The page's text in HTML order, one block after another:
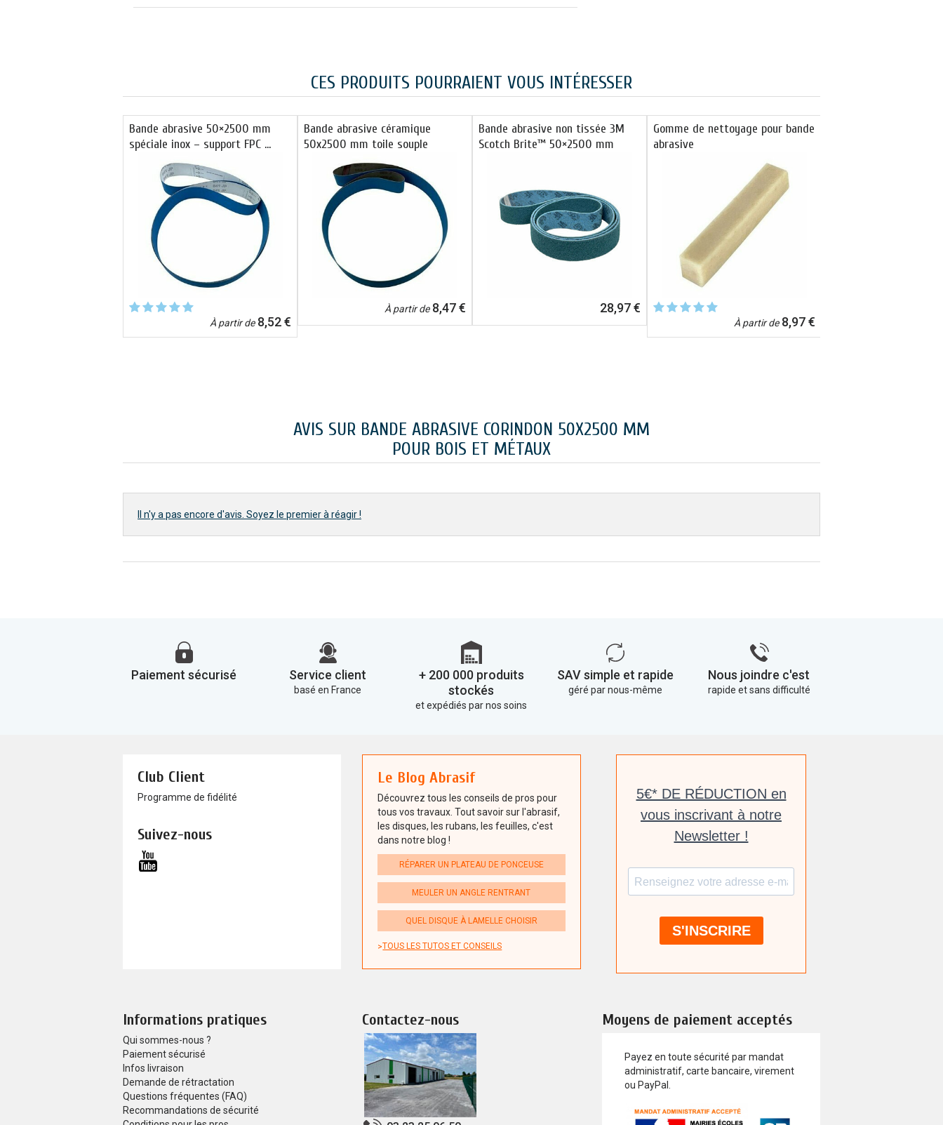
CES PRODUITS POURRAIENT VOUS INTÉRESSER
Bande abrasive 50×2500 mm
spéciale inox – support FPC …
À partir de8,52 €
Bande abrasive céramique
50x2500 mm toile souple
À partir de8,47 €
Bande abrasive non tissée 3M
Scotch Brite™ 50×2500 mm
28,97 €
Gomme de nettoyage pour bande
abrasive
À partir de8,97 €
AVIS SUR BANDE ABRASIVE CORINDON 50X2500 MM
POUR BOIS ET MÉTAUX
Il n'y a pas encore d'avis. Soyez le premier à réagir !
Paiement sécurisé Service client
basé en France
+ 200 000 produits
stockés
et expédiés par nos soins
SAV simple et rapide
géré par nous-même
Nous joindre c'est
rapide et sans difficulté
Club Client
Programme de fidélité
Suivez-nous
Le Blog Abrasif
Découvrez tous les conseils de pros pour
tous vos travaux. Tout savoir sur l'abrasif,
les disques, les rubans, les feuilles, c'est
dans notre blog !
RÉPARER UN PLATEAU DE PONCEUSE
MEULER UN ANGLE RENTRANT
QUEL DISQUE À LAMELLE CHOISIR
TOUS LES TUTOS ET CONSEILS
Informations pratiques
Qui sommes-nous ?
Paiement sécurisé
Infos livraison
Demande de rétractation
Questions fréquentes (FAQ)
Recommandations de sécurité
Contactez-nous Moyens de paiement acceptés
Payez en toute sécurité par mandat
administratif, carte bancaire, virement
ou PayPal.